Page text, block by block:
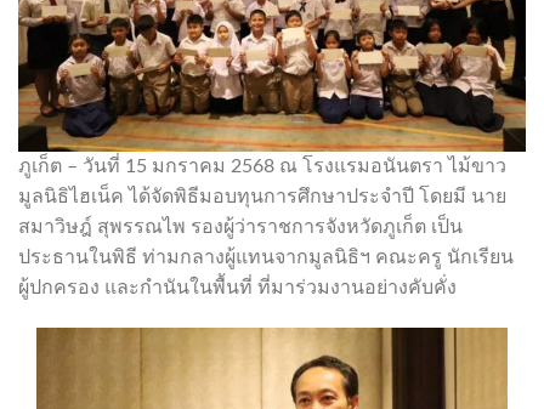
ภูเก็ต – วันที่ 15 มกราคม 2568 ณ โรงแรมอนันตรา ไม้ขาว
มูลนิธิไฮเน็ค ได้จัดพิธีมอบทุนการศึกษาประจำปี โดยมี นาย
สมาวิษฎ์ สุพรรณไพ รองผู้ว่าราชการจังหวัดภูเก็ต เป็น
ประธานในพิธี ท่ามกลางผู้แทนจากมูลนิธิฯ คณะครู นักเรียน
ผู้ปกครอง และกำนันในพื้นที่ ที่มาร่วมงานอย่างคับคั่ง